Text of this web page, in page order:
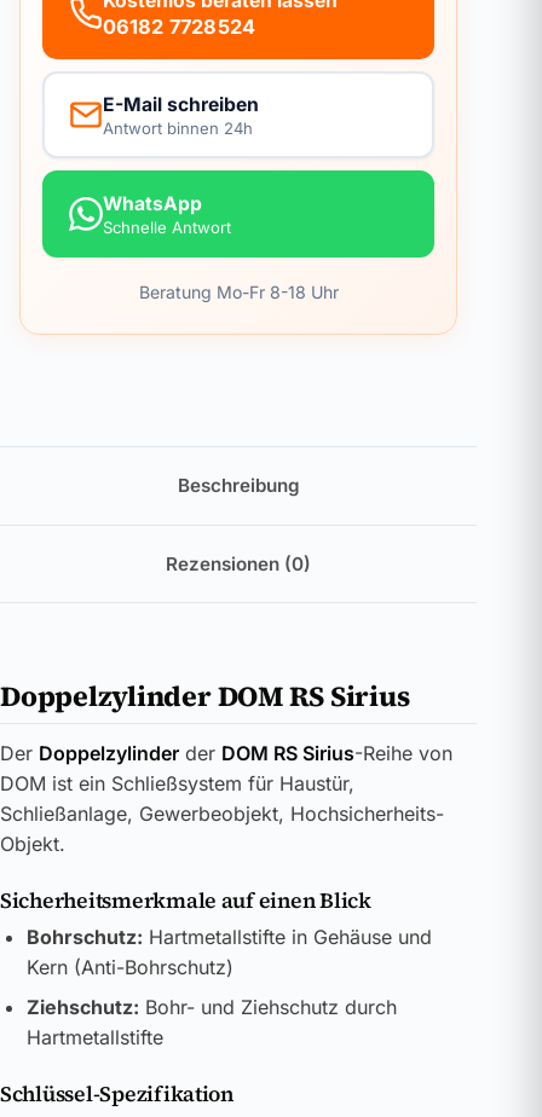
06182 7728524
E-Mail schreiben
Antwort binnen 24h
WhatsApp
Schnelle Antwort
Beratung Mo-Fr 8-18 Uhr
Beschreibung
Rezensionen (0)
Doppelzylinder DOM RS Sirius
Der Doppelzylinder der DOM RS Sirius-Reihe von
DOM ist ein Schließsystem für Haustür,
Schließanlage, Gewerbeobjekt, Hochsicherheits-
Objekt.
Sicherheitsmerkmale auf einen Blick
Bohrschutz: Hartmetallstifte in Gehäuse und
Kern (Anti-Bohrschutz)
Ziehschutz: Bohr- und Ziehschutz durch
Hartmetallstifte
Schlüssel-Spezifikation